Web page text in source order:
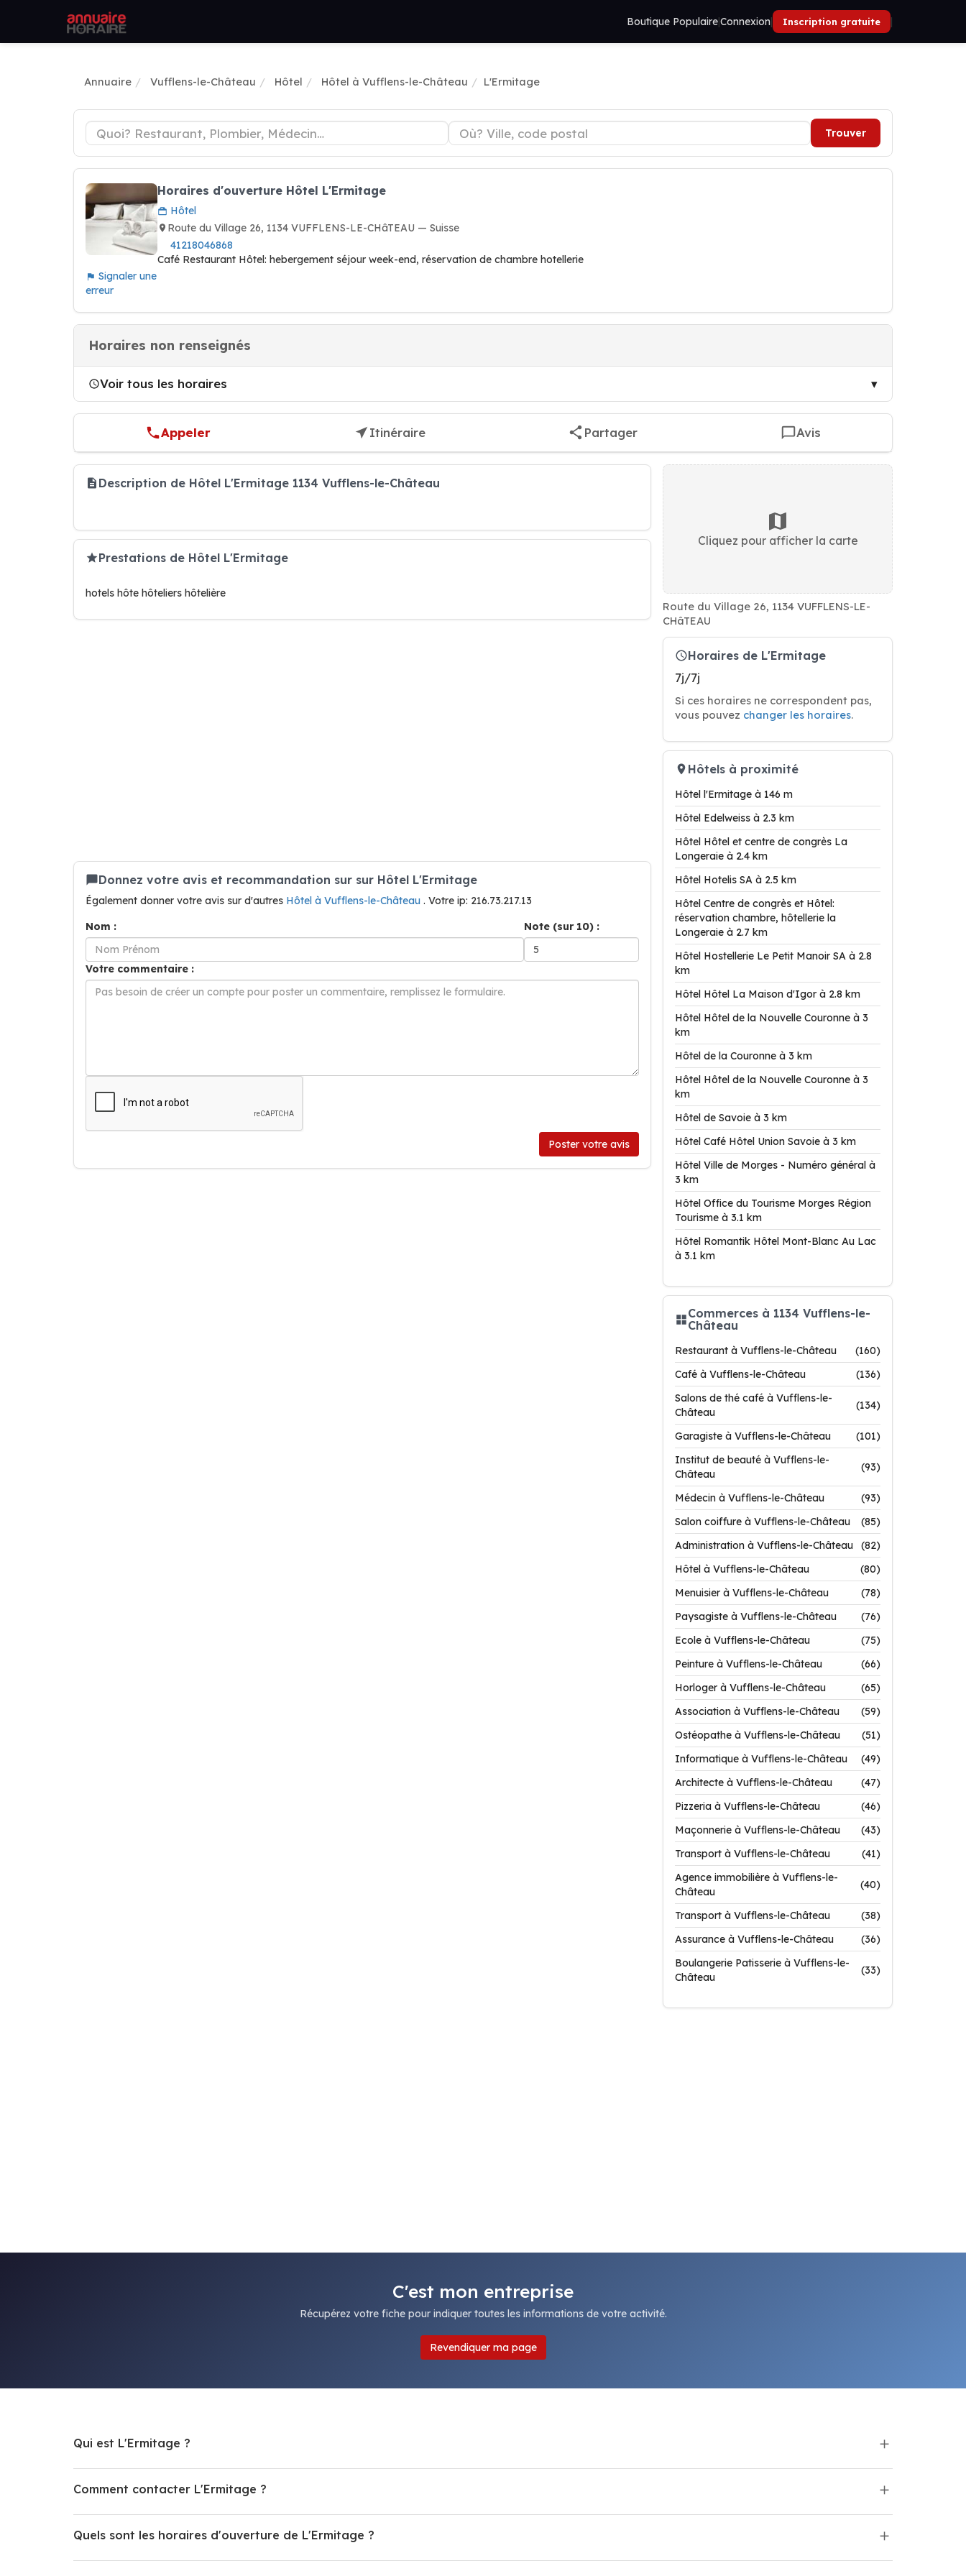
Boutique Populaire|Connexion| Inscription gratuite |
Annuaire Vufflens-le-Château Hôtel Hôtel à Vufflens-le-Château L'Ermitage
Trouver
Signaler une
erreur
Horaires d'ouverture Hôtel L'Ermitage
Hôtel
Route du Village 26, 1134 VUFFLENS-LE-CHâTEAU — Suisse
41218046868
Café Restaurant Hôtel: hebergement séjour week-end, réservation de chambre hotellerie
Horaires non renseignés
Voir tous les horaires
Appeler Itinéraire Partager Avis
Description de Hôtel L'Ermitage 1134 Vufflens-le-Château
Prestations de Hôtel L'Ermitage
hotels hôte hôteliers hôtelière
Donnez votre avis et recommandation sur sur Hôtel L'Ermitage
Également donner votre avis sur d'autres Hôtel à Vufflens-le-Château . Votre ip: 216.73.217.13
Nom :
Note (sur 10) :
Votre commentaire :
Poster votre avis
Cliquez pour afficher la carte
Route du Village 26, 1134 VUFFLENS-LE-
CHâTEAU
Horaires de L'Ermitage
7j/7j
Si ces horaires ne correspondent pas,
vous pouvez changer les horaires.
Hôtels à proximité
Hôtel l'Ermitage à 146 m
Hôtel Edelweiss à 2.3 km
Hôtel Hôtel et centre de congrès La
Longeraie à 2.4 km
Hôtel Hotelis SA à 2.5 km
Hôtel Centre de congrès et Hôtel:
réservation chambre, hôtellerie la
Longeraie à 2.7 km
Hôtel Hostellerie Le Petit Manoir SA à 2.8
km
Hôtel Hôtel La Maison d'Igor à 2.8 km
Hôtel Hôtel de la Nouvelle Couronne à 3
km
Hôtel de la Couronne à 3 km
Hôtel Hôtel de la Nouvelle Couronne à 3
km
Hôtel de Savoie à 3 km
Hôtel Café Hôtel Union Savoie à 3 km
Hôtel Ville de Morges - Numéro général à
3 km
Hôtel Office du Tourisme Morges Région
Tourisme à 3.1 km
Hôtel Romantik Hôtel Mont-Blanc Au Lac
à 3.1 km
Commerces à 1134 Vufflens-le-
Château
Restaurant à Vufflens-le-Château
(160)
Café à Vufflens-le-Château
(136)
Salons de thé café à Vufflens-le-
Château
(134)
Garagiste à Vufflens-le-Château
(101)
Institut de beauté à Vufflens-le-
Château
(93)
Médecin à Vufflens-le-Château
(93)
Salon coiffure à Vufflens-le-Château
(85)
Administration à Vufflens-le-Château
(82)
Hôtel à Vufflens-le-Château
(80)
Menuisier à Vufflens-le-Château
(78)
Paysagiste à Vufflens-le-Château
(76)
Ecole à Vufflens-le-Château
(75)
Peinture à Vufflens-le-Château
(66)
Horloger à Vufflens-le-Château
(65)
Association à Vufflens-le-Château
(59)
Ostéopathe à Vufflens-le-Château
(51)
Informatique à Vufflens-le-Château
(49)
Architecte à Vufflens-le-Château
(47)
Pizzeria à Vufflens-le-Château
(46)
Maçonnerie à Vufflens-le-Château
(43)
Transport à Vufflens-le-Château
(41)
Agence immobilière à Vufflens-le-
Château
(40)
Transport à Vufflens-le-Château
(38)
Assurance à Vufflens-le-Château
(36)
Boulangerie Patisserie à Vufflens-le-
Château
(33)
C'est mon entreprise
Récupérez votre fiche pour indiquer toutes les informations de votre activité.
Revendiquer ma page
Qui est L'Ermitage ?
Comment contacter L'Ermitage ?
Quels sont les horaires d'ouverture de L'Ermitage ?